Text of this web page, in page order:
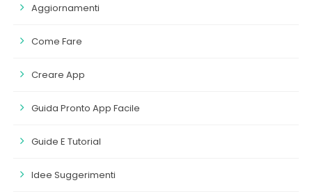
Aggiornamenti
Come Fare
Creare App
Guida Pronto App Facile
Guide E Tutorial
Idee Suggerimenti